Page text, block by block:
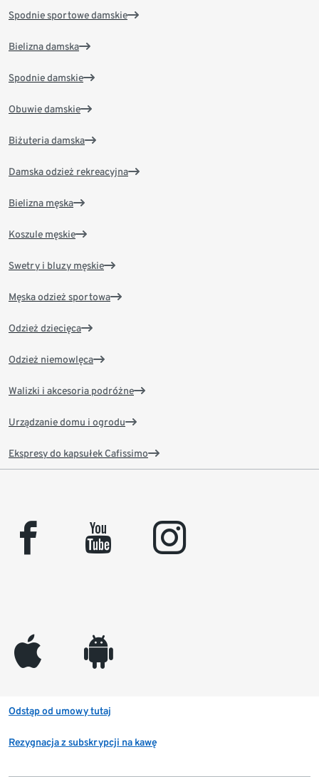
Spodnie sportowe damskie
Bielizna damska
Spodnie damskie
Obuwie damskie
Biżuteria damska
Damska odzież rekreacyjna
Bielizna męska
Koszule męskie
Swetry i bluzy męskie
Męska odzież sportowa
Odzież dziecięca
Odzież niemowlęca
Walizki i akcesoria podróżne
Urządzanie domu i ogrodu
Ekspresy do kapsułek Cafissimo
facebook youtube instagram
appleinc android
Odstąp od umowy tutaj
Rezygnacja z subskrypcji na kawę